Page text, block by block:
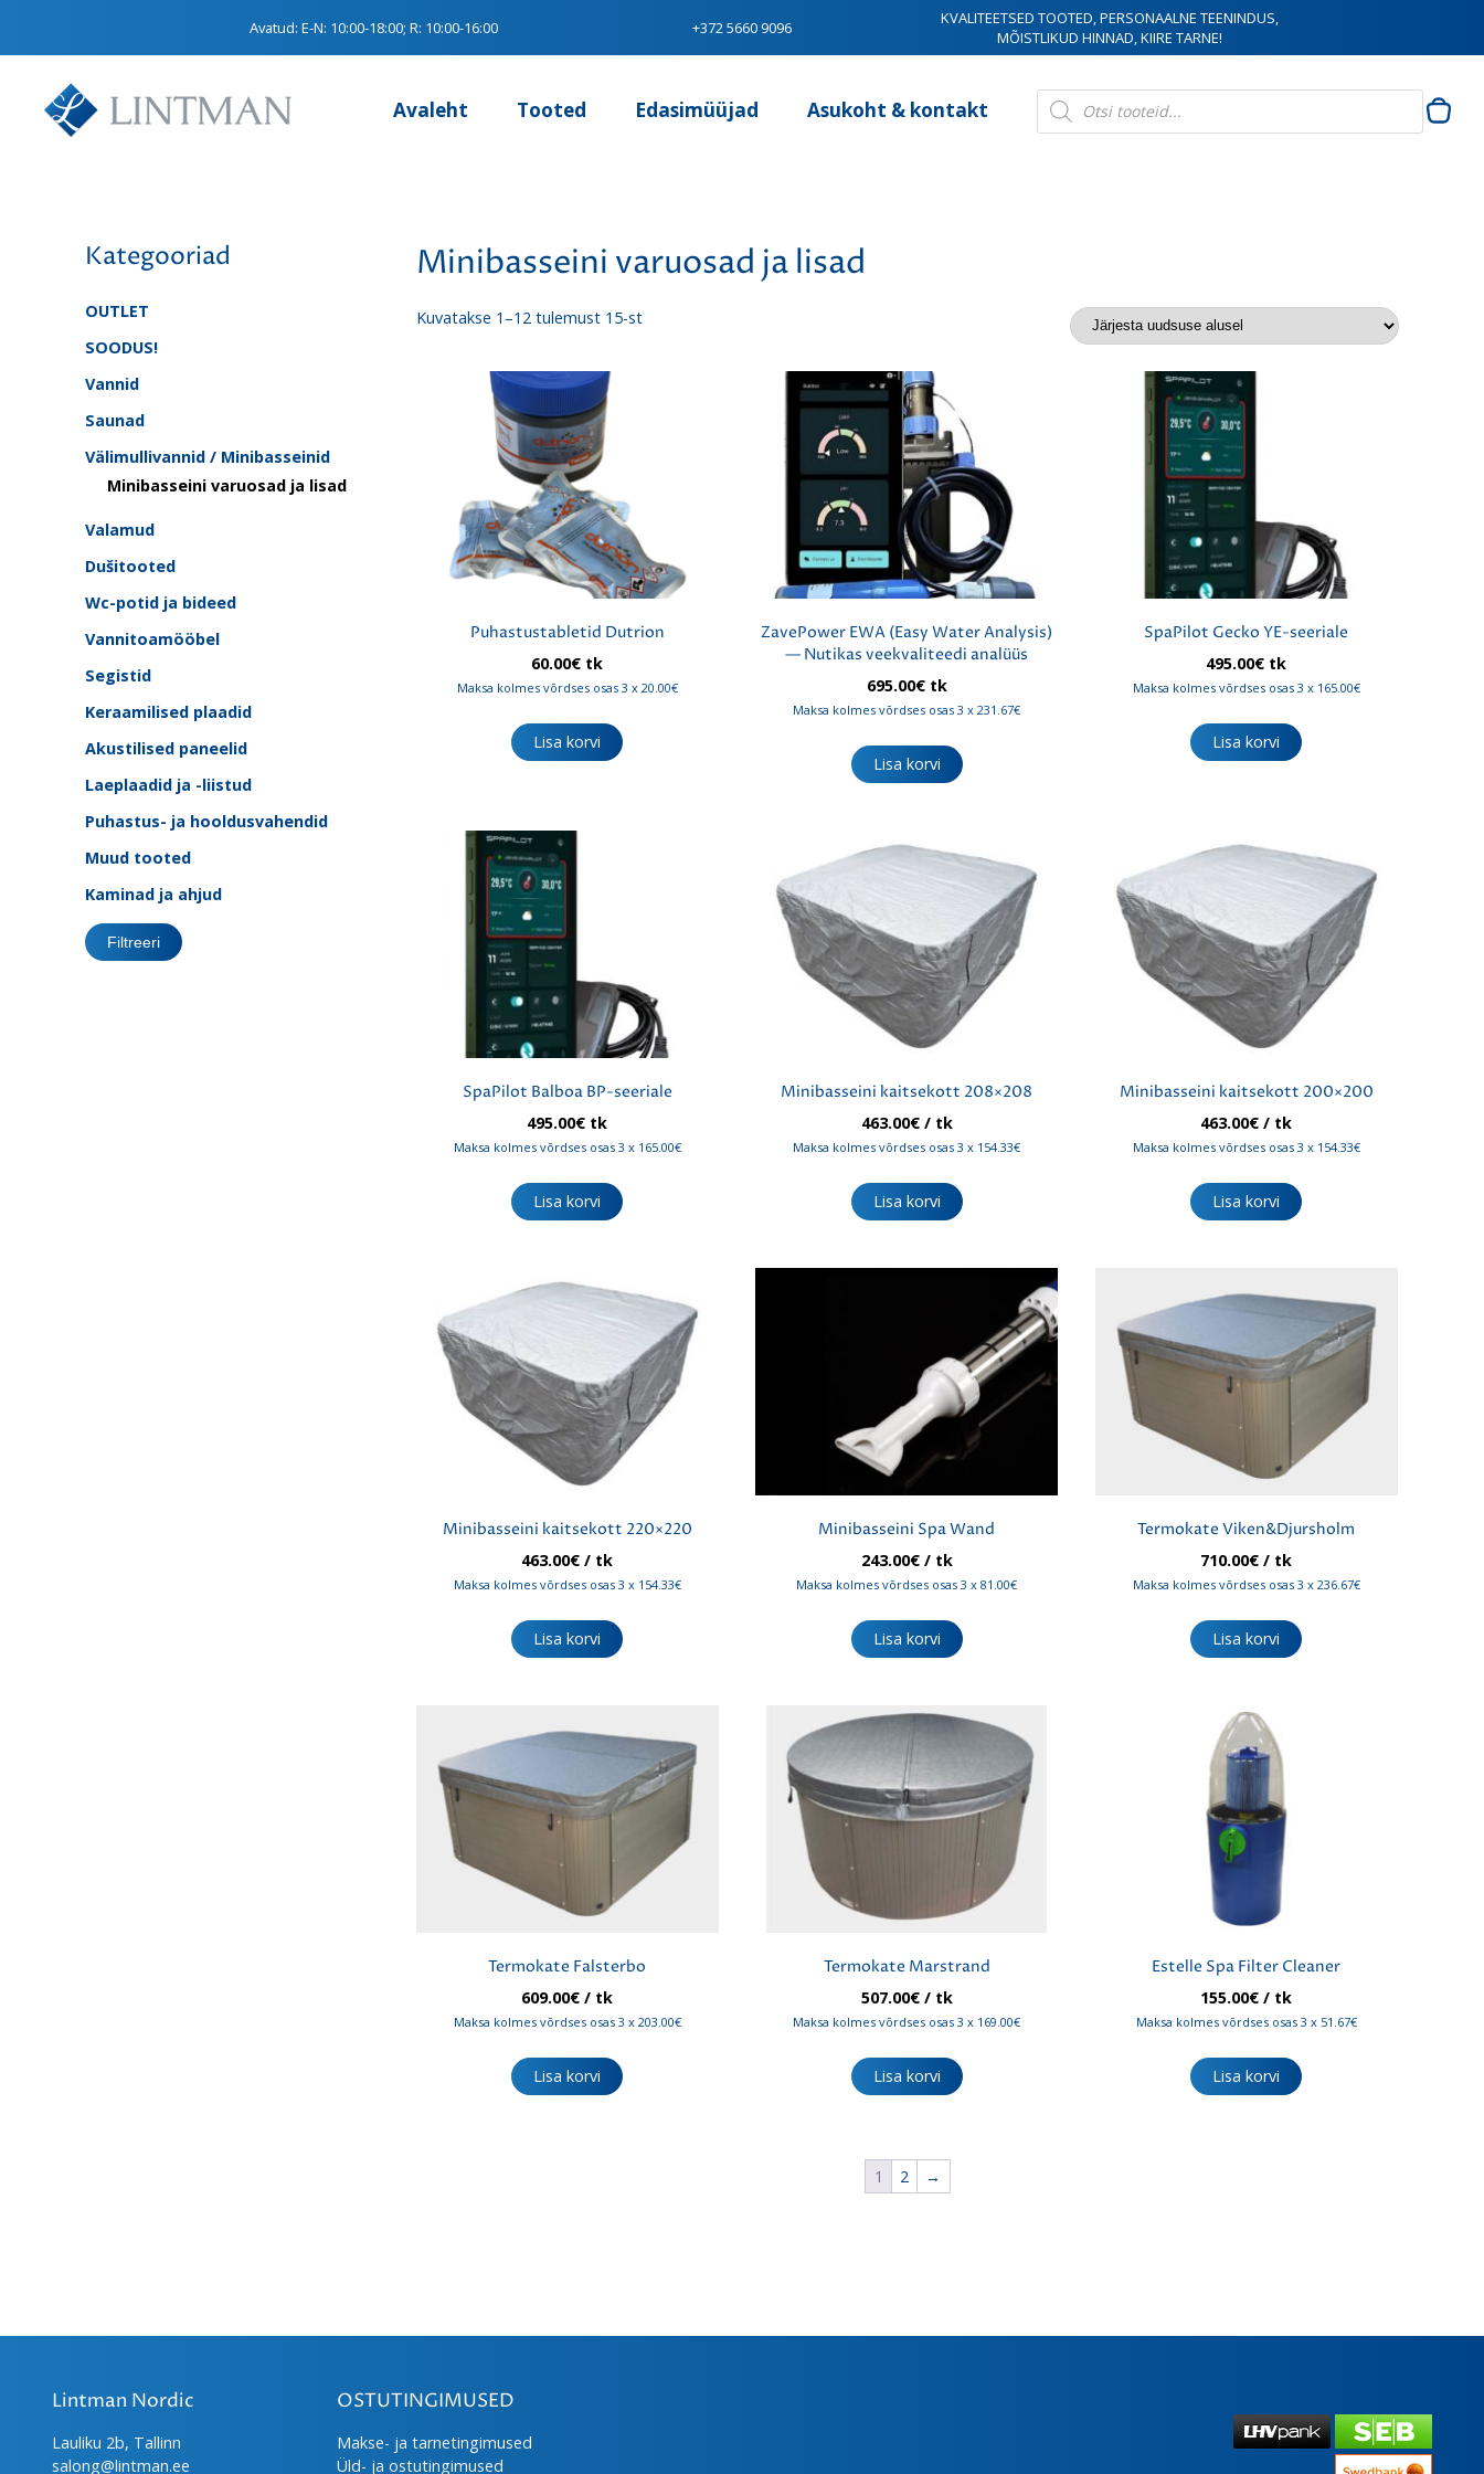
Avatud:E-N: 10:00-18:00; R: 10:00-16:00 +372 5660 9096
KVALITEETSED TOOTED, PERSONAALNE TEENINDUS,
MÕISTLIKUD HINNAD, KIIRE TARNE!
Avaleht Tooted Edasimüüjad Asukoht & kontakt
Products
search
Kategooriad
OUTLET
SOODUS!
Vannid
Saunad
Välimullivannid / Minibasseinid
Minibasseini varuosad ja lisad
Valamud
Dušitooted
Wc-potid ja bideed
Vannitoamööbel
Segistid
Keraamilised plaadid
Akustilised paneelid
Laeplaadid ja -liistud
Puhastus- ja hooldusvahendid
Muud tooted
Kaminad ja ahjud
Filtreeri
Minibasseini varuosad ja lisad
Kuvatakse 1–12 tulemust 15-stSorditud
Puhastustabletid Dutrion
60.00€ tk
Maksa kolmes võrdses osas 3 x 20.00€
Lisa korvi
ZavePower EWA (Easy Water Analysis)
— Nutikas veekvaliteedi analüüs
695.00€tk
Maksa kolmes võrdses osas 3 x 231.67€
Lisa korvi
SpaPilot Gecko YE-seeriale
495.00€ tk
Maksa kolmes võrdses osas 3 x 165.00€
Lisa korvi
SpaPilot Balboa BP-seeriale
495.00€ tk
Maksa kolmes võrdses osas 3 x 165.00€
Lisa korvi
Minibasseini kaitsekott 208×208
463.00€/ tk
Maksa kolmes võrdses osas 3 x 154.33€
Lisa korvi
Minibasseini kaitsekott 200×200
463.00€ / tk
Maksa kolmes võrdses osas 3 x 154.33€
Lisa korvi
Minibasseini kaitsekott 220×220
463.00€ / tk
Maksa kolmes võrdses osas 3 x 154.33€
Lisa korvi
Minibasseini Spa Wand
243.00€/ tk
Maksa kolmes võrdses osas 3 x 81.00€
Lisa korvi
Termokate Viken&Djursholm
710.00€ / tk
Maksa kolmes võrdses osas 3 x 236.67€
Lisa korvi
Termokate Falsterbo
609.00€ / tk
Maksa kolmes võrdses osas 3 x 203.00€
Lisa korvi
Termokate Marstrand
507.00€/ tk
Maksa kolmes võrdses osas 3 x 169.00€
Lisa korvi
Estelle Spa Filter Cleaner
155.00€ / tk
Maksa kolmes võrdses osas 3 x 51.67€
Lisa korvi
1 2 →
Lintman Nordic
Lauliku 2b, Tallinn
salong@lintman.ee
OSTUTINGIMUSED
Makse- ja tarnetingimused
Üld- ja ostutingimused